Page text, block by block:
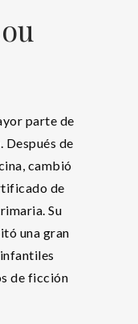
parte de
Después de
cambió
de
Su
una gran
de ficción